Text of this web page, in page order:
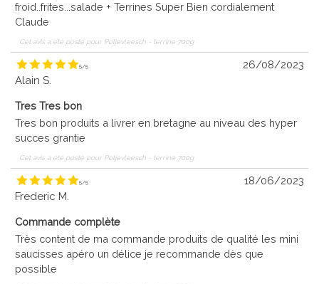
froid..frites...salade + Terrines Super Bien cordialement
Claude
Cet avis a été posté pour Potjevleesch - terrine 700g
5/5
26/08/2023
Alain S.
Tres Tres bon
Tres bon produits a livrer en bretagne au niveau des hyper
succes grantie
Cet avis a été posté pour Potjevleesch - terrine 700g
5/5
18/06/2023
Frederic M.
Commande complète
Très content de ma commande produits de qualité les mini
saucisses apéro un délice je recommande dès que
possible